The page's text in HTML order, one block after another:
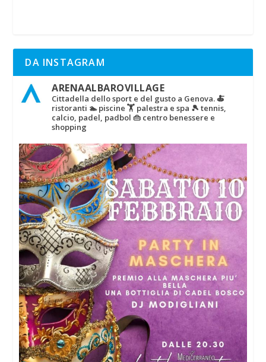
DA INSTAGRAM
ARENAALBAROVILLAGE
Cittadella dello sport e del gusto a Genova.🍝
ristoranti 🏊 piscine 🏋‍ palestra e spa 🎾 tennis,
calcio, padel, padbol 👜 centro benessere e
shopping